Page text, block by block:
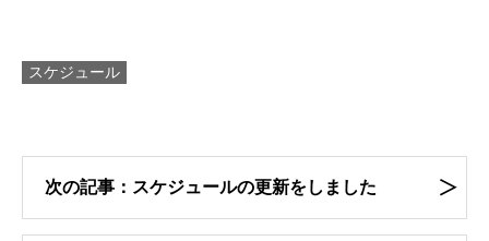
スケジュール
次の記事：スケジュールの更新をしました